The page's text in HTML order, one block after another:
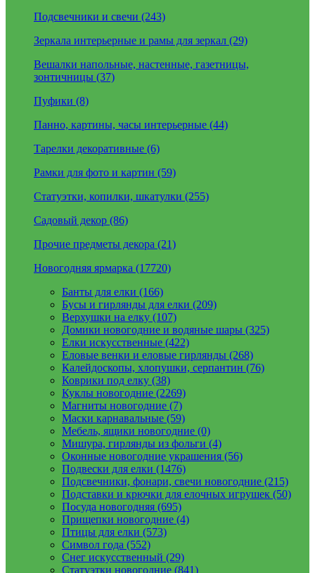
Подсвечники и свечи (243)
Зеркала интерьерные и рамы для зеркал (29)
Вешалки напольные, настенные, газетницы,
зонтичницы (37)
Пуфики (8)
Панно, картины, часы интерьерные (44)
Тарелки декоративные (6)
Рамки для фото и картин (59)
Статуэтки, копилки, шкатулки (255)
Садовый декор (86)
Прочие предметы декора (21)
Новогодняя ярмарка (17720)
Банты для елки (166)
Бусы и гирлянды для елки (209)
Верхушки на елку (107)
Домики новогодние и водяные шары (325)
Елки искусственные (422)
Еловые венки и еловые гирлянды (268)
Калейдоскопы, хлопушки, серпантин (76)
Коврики под елку (38)
Куклы новогодние (2269)
Магниты новогодние (7)
Маски карнавальные (59)
Мебель, ящики новогодние (0)
Мишура, гирлянды из фольги (4)
Оконные новогодние украшения (56)
Подвески для елки (1476)
Подсвечники, фонари, свечи новогодние (215)
Подставки и крючки для елочных игрушек (50)
Посуда новогодняя (695)
Прищепки новогодние (4)
Птицы для елки (573)
Символ года (552)
Снег искусственный (29)
Статуэтки новогодние (841)